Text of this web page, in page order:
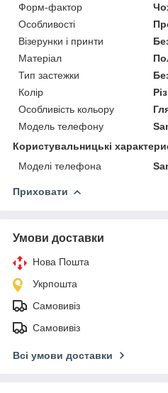
Форм-фактор
Особливості
Візерунки і принти
Матеріал
Тип застежки
Колір
Особливість кольору
Модель телефону
Користувальницькі
Моделі телефона
Приховати
Умови доставки
Нова Пошта
Укрпошта
Самовивіз
Самовивіз
Всі умови доставки